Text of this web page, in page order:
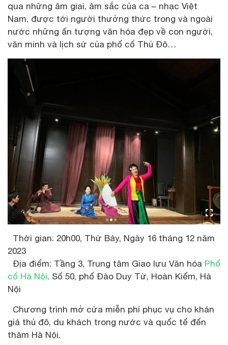
qua những âm giai, âm sắc của ca – nhạc Việt
Nam, được tới người thưởng thức trong và ngoài
nước những ấn tượng văn hóa đẹp về con người,
văn minh và lịch sử của phố cổ Thủ Đô…
Thời gian: 20h00, Thứ Bảy, Ngày 16 tháng 12 năm
2023
Địa điểm: Tầng 3, Trung tâm Giao lưu Văn hóa Phố
cổ Hà Nội. Số 50, phố Đào Duy Từ, Hoàn Kiếm, Hà
Nội
Chương trình mở cửa miễn phí phục vụ cho khán
giả thủ đô, du khách trong nước và quốc tế đến
thăm Hà Nội.